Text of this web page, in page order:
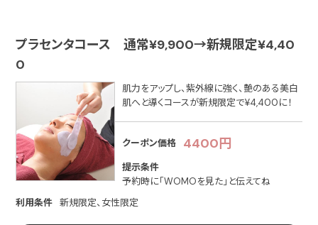
プラセンタコース 通常¥9,900→新規限定¥4,40
0
肌力をアップし、紫外線に強く、艶のある美白
肌へと導くコースが新規限定で¥4,400に！
クーポン価格 4400円
提示条件
予約時に「WOMOを見た」と伝えてね
利用条件
新規限定、女性限定